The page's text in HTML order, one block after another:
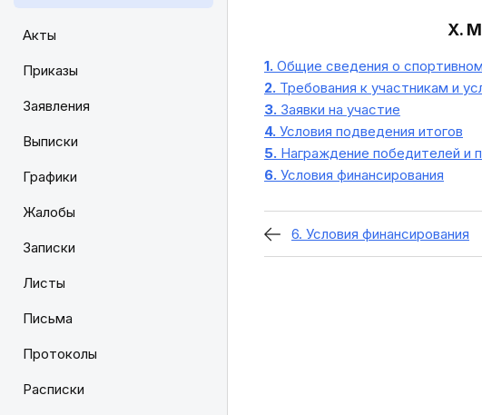
Акты
Приказы
Заявления
Выписки
Графики
Жалобы
Записки
Листы
Письма
Протоколы
Расписки
X.
1. Общие сведения о
2. Требования к участникам и
3. Заявки на участие
4. Условия подведения итогов
5. Награждение победителей и
6. Условия финансирования
6. Условия финансирования